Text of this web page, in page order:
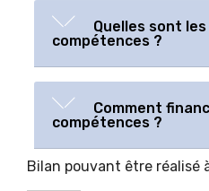
Quelles sont
compétences ?
Comment
compétences ?
Bilan pouvant être réalisé